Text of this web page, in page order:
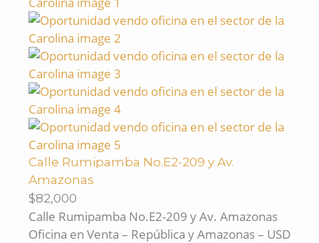
Calle Rumipamba No.E2-209 y Av.
Amazonas
$82,000
Calle Rumipamba No.E2-209 y Av. Amazonas
Oficina en Venta – República y Amazonas – USD